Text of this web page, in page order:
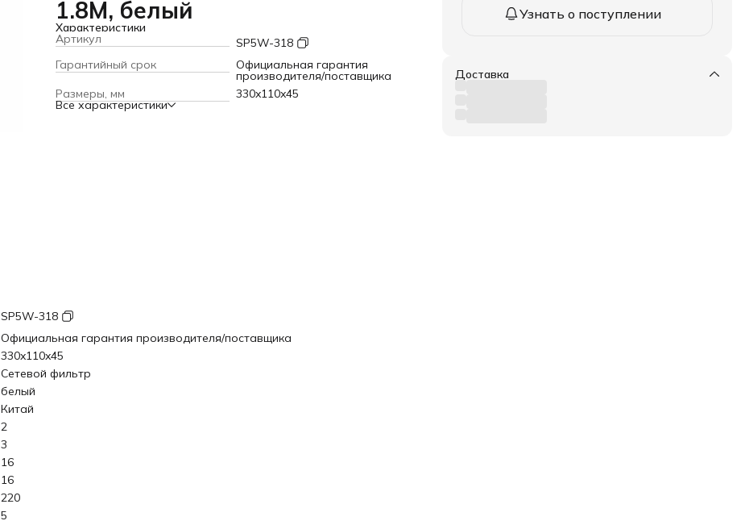
1.8M, белый
Характеристики
Артикул
SP5W-318
Гарантийный срок
Официальная гарантия
производителя/поставщика
Размеры, мм
330x110x45
Все характеристики
Узнать о поступлении
Доставка
SP5W-318
Официальная гарантия производителя/поставщика
330x110x45
Сетевой фильтр
белый
Китай
2
3
16
16
220
5